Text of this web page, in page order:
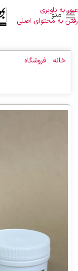
عبور به ناوبری
رفتن به محتوای اصلی
منو
خانه فروشگاه